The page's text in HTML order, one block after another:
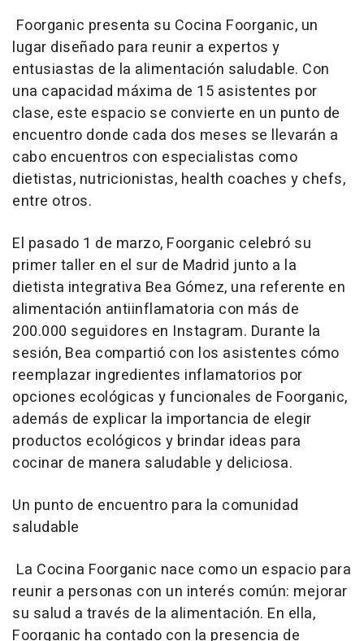
Foorganic presenta su Cocina Foorganic, un
lugar diseñado para reunir a expertos y
entusiastas de la alimentación saludable. Con
una capacidad máxima de 15 asistentes por
clase, este espacio se convierte en un punto de
encuentro donde cada dos meses se llevarán a
cabo encuentros con especialistas como
dietistas, nutricionistas, health coaches y chefs,
entre otros.
El pasado 1 de marzo, Foorganic celebró su
primer taller en el sur de Madrid junto a la
dietista integrativa Bea Gómez, una referente en
alimentación antiinflamatoria con más de
200.000 seguidores en Instagram. Durante la
sesión, Bea compartió con los asistentes cómo
reemplazar ingredientes inflamatorios por
opciones ecológicas y funcionales de Foorganic,
además de explicar la importancia de elegir
productos ecológicos y brindar ideas para
cocinar de manera saludable y deliciosa.
Un punto de encuentro para la comunidad
saludable
La Cocina Foorganic nace como un espacio para
reunir a personas con un interés común: mejorar
su salud a través de la alimentación. En ella,
Foorganic ha contado con la presencia de